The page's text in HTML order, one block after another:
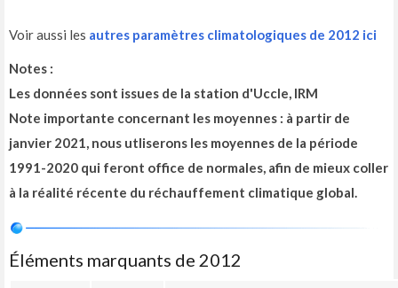
Voir aussi les autres paramètres climatologiques de 2012 ici
Notes :
Les données sont issues de la station d'Uccle, IRM
Note importante concernant les moyennes : à partir de
janvier 2021, nous utliserons les moyennes de la période
1991-2020 qui feront office de normales, afin de mieux coller
à la réalité récente du réchauffement climatique global.
Éléments marquants de 2012